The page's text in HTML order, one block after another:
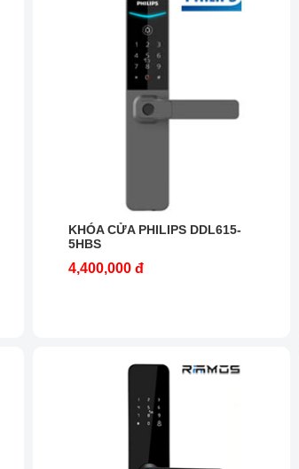
KHÓA CỬA PHILIPS DDL615-
5HBS
4,400,000 đ